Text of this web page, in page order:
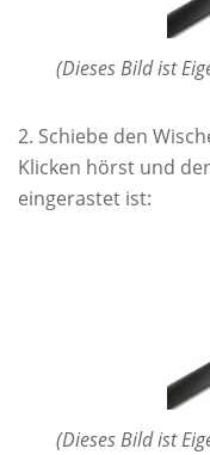
(Dieses Bild ist
Schiebe den
Klicken hörst und
eingerastet ist:
(Dieses Bild ist